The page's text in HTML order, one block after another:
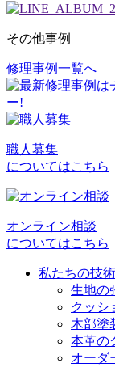
その他事例
投
稿
ナ
ビ
ゲ
ー
シ
ョ
修理事例一覧へ
職人募集
についてはこちら
オンライン相談
についてはこちら
私たちの技術
生地の
クッシ
木部塗
本革の
オーダ